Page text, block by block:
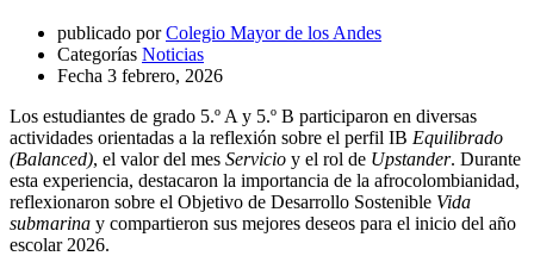
publicado por Colegio Mayor de los Andes
Categorías Noticias
Fecha 3 febrero, 2026
Los estudiantes de grado 5.º A y 5.º B participaron en diversas
actividades orientadas a la reflexión sobre el perfil IB Equilibrado
(Balanced), el valor del mes Servicio y el rol de Upstander. Durante
esta experiencia, destacaron la importancia de la afrocolombianidad,
reflexionaron sobre el Objetivo de Desarrollo Sostenible Vida
submarina y compartieron sus mejores deseos para el inicio del año
escolar 2026.